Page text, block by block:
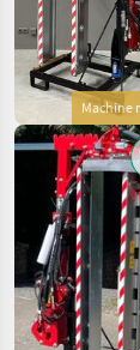
Binger
Pellenc
Clemens
Conpexim
Rinieri
Afficher
tous
les 9
Machine